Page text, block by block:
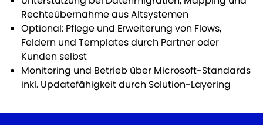
Rechteübernahme aus Altsystemen
Optional: Pflege und Erweiterung von Flows,
Feldern und Templates durch Partner oder
Kunden selbst
Monitoring und Betrieb über Microsoft-Standards
inkl. Updatefähigkeit durch Solution-Layering